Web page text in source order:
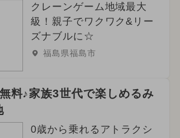
クレーンゲーム地域最大
級！親子でワクワク&リー
ズナブルに☆
福島県福島市
料♪家族3世代で楽しめるみ
0歳から乗れるアトラクシ